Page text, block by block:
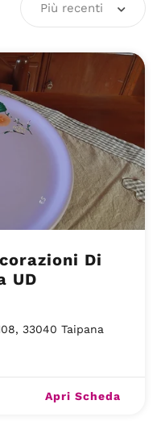
Più recenti
Di
UD
33040 Taipana
Apri Scheda